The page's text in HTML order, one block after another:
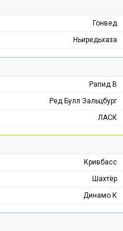
Гонвед
Ньиредьхаза
Рапид В
Ред Булл Зальцбург
ЛАСК
Кривбасс
Шахтёр
Динамо К